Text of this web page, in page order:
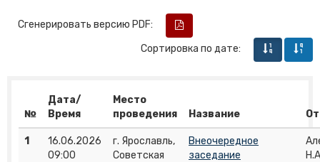
Сгенерировать версию PDF:
Сортировка по дате:
№
Дата/
Время
Место
проведения
Название
1
16.06.2026
09:00
г. Ярославль,
Советская
Внеочередное
заседание